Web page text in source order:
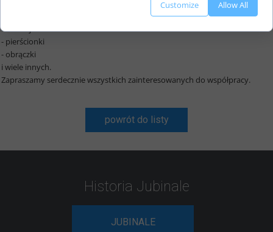
- dewocjonalia
- pierścionki
- obrączki
i wiele innych.
Zapraszamy serdecznie wszystkich zainteresowanych do współpracy.
powrót do listy
Historia Jubinale
JUBINALE
Customize Allow All